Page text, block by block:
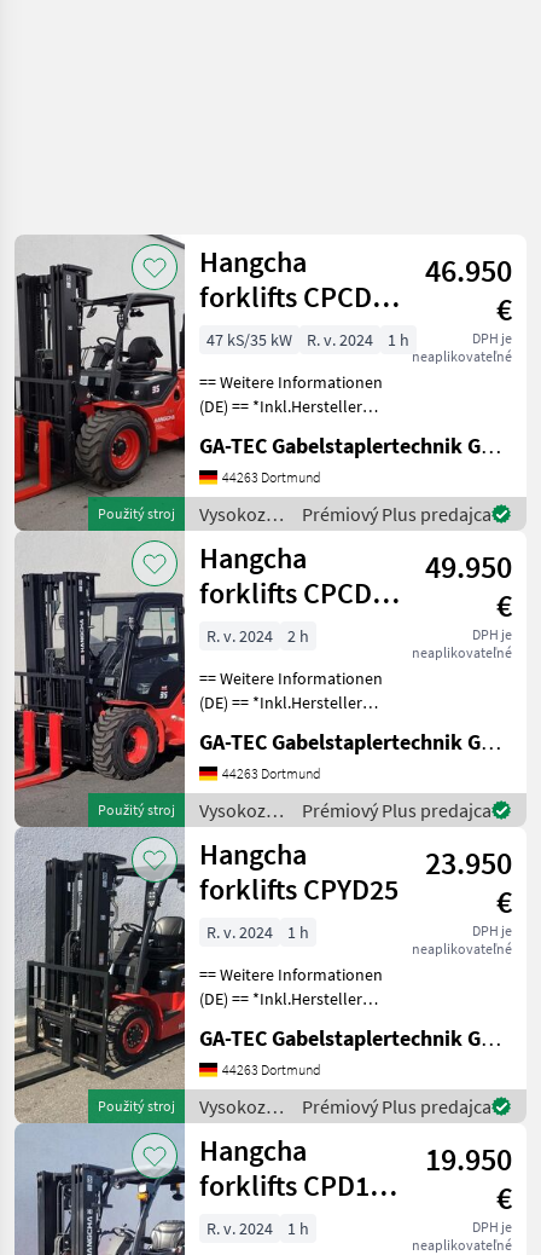
Použitý stroj
Hangcha
forklifts CPCD35
Allrad
46.950
€
DPH je
neaplikovateľné
47 kS/35 kW R. v. 2024
1 h
== Weitere Informationen
(DE) == *Inkl.Hersteller
1000 Betriebsstunden.
Ausstattung : ------------- -
Schutzdach - 3. Ventil - 4.
Ventil
GA-TEC Gabelstaplertechnik GmbH
44263 Dortmund
Vysokozdvižné
vozíky a
skladová
technika /
Hangcha
forklifts
Prémiový Plus predajca
Použitý stroj
Hangcha
forklifts CPCD35
Allrad
49.950
€
DPH je
neaplikovateľné
R. v. 2024
2 h
== Weitere Informationen
(DE) == *Inkl.Hersteller
1000 Betriebsstunden.
Ausstattung : ------------- -
Schutzdach - 3. Ventil - 4.
Ventil
GA-TEC Gabelstaplertechnik GmbH
44263 Dortmund
Vysokozdvižné
vozíky a
skladová
technika /
Hangcha
forklifts
Prémiový Plus predajca
Použitý stroj
Hangcha
forklifts CPYD25
23.950
€
DPH je
neaplikovateľné
R. v. 2024
1 h
== Weitere Informationen
(DE) == *Inkl.Hersteller
1000 Betriebsstunden.
Ausstattung : ------------- -
Schutzdach - 3. Ventil - 4.
Ventil
GA-TEC Gabelstaplertechnik GmbH
44263 Dortmund
Vysokozdvižné
vozíky a
skladová
technika /
Hangcha
forklifts
Prémiový Plus predajca
Hangcha
forklifts CPD18-
XD2
19.950
€
DPH je
neaplikovateľné
R. v. 2024
1 h